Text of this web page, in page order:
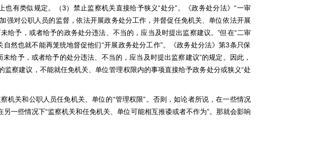
有类似规定。（3）禁止监察机关直接给予狭义“处分”。《政务处分法》“一审
强对公职人员的监督，依法开展政务处分工作，并督促任免机关、单位依法开展
给予，或者给予的政务处分违法、不当的，应当及时提出监察建议。”但在“二审
然也就不能再笼统地督促他们“开展政务处分工作”。《政务处分法》第3条只保
给予，或者给予的处分违法、不当的，应当及时提出监察建议”的规定。因此，
监察建议，不能就任免机关、单位管理权限内的事项直接给予政务处分或狭义“处
机关和公职人员任免机关、单位的“管理权限”。否则，如论者所说，在一些情况
一些情况下“监察机关和任免机关、单位可能相互推诿或者不作为”。那就会影响